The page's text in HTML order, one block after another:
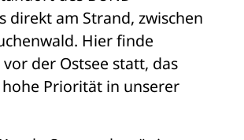
direkt am Strand, zwischen
Hier finde
der Ostsee statt, das
Priorität in unserer